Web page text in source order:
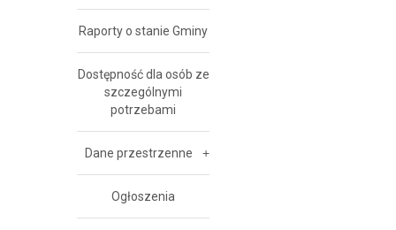
Raporty o stanie Gminy
Dostępność dla osób ze
szczególnymi
potrzebami
Dane przestrzenne
Ogłoszenia